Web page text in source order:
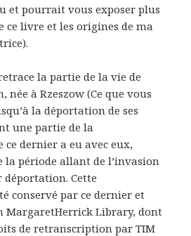
et pourrait vous exposer plus
ce livre et les origines de ma
la partie de la vie de
née à Rzeszow (Ce que vous
la déportation de ses
une partie de la
ce dernier a eu avec eux,
la période allant de l’invasion
déportation. Cette
conservé par ce dernier et
MargaretHerrick Library, dont
de retranscription par TIM